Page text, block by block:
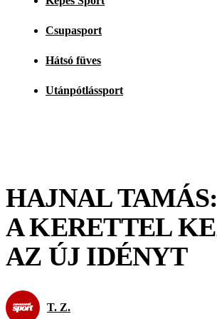
Csupasport
Hátsó füves
Utánpótlássport
HAJNAL
A KERETTEL
AZ ÚJ IDÉNYT
T. Z.